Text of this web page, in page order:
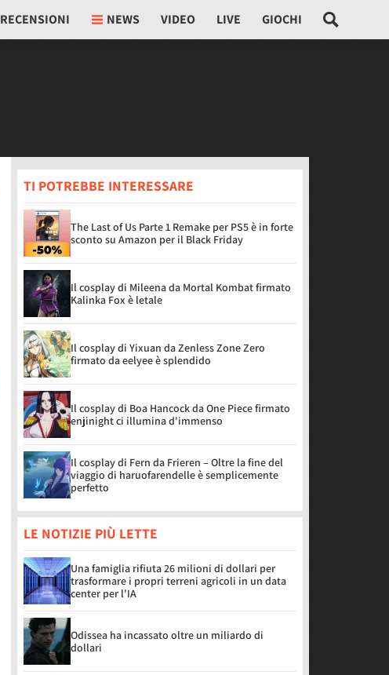
RECENSIONI NEWS VIDEO LIVE GIOCHI
TI POTREBBE INTERESSARE
The Last of Us Parte 1 Remake per PS5 è in forte
sconto su Amazon per il Black Friday
Il cosplay di Mileena da Mortal Kombat firmato
Kalinka Fox è letale
Il cosplay di Yixuan da Zenless Zone Zero
firmato da eelyee è splendido
Il cosplay di Boa Hancock da One Piece firmato
enjinight ci illumina d'immenso
Il cosplay di Fern da Frieren – Oltre la fine del
viaggio di haruofarendelle è semplicemente
perfetto
LE NOTIZIE PIÙ LETTE
Una famiglia rifiuta 26 milioni di dollari per
trasformare i propri terreni agricoli in un data
center per l'IA
Odissea ha incassato oltre un miliardo di
dollari